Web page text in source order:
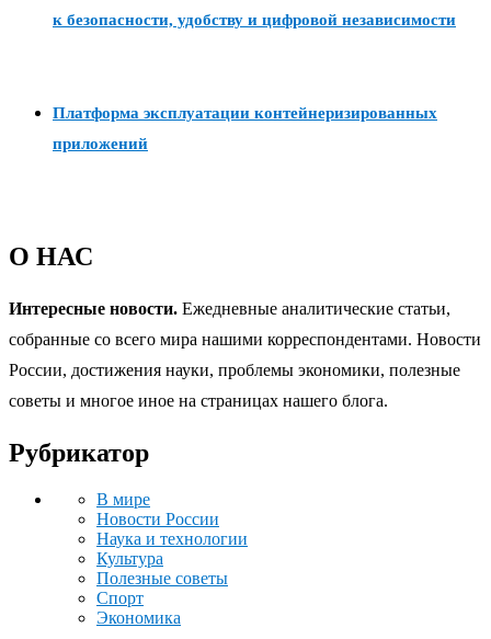
к безопасности, удобству и цифровой независимости
Платформа эксплуатации контейнеризированных
приложений
О НАС
Интересные новости. Ежедневные аналитические статьи,
собранные со всего мира нашими корреспондентами. Новости
России, достижения науки, проблемы экономики, полезные
советы и многое иное на страницах нашего блога.
Рубрикатор
В мире
Новости России
Наука и технологии
Культура
Полезные советы
Спорт
Экономика